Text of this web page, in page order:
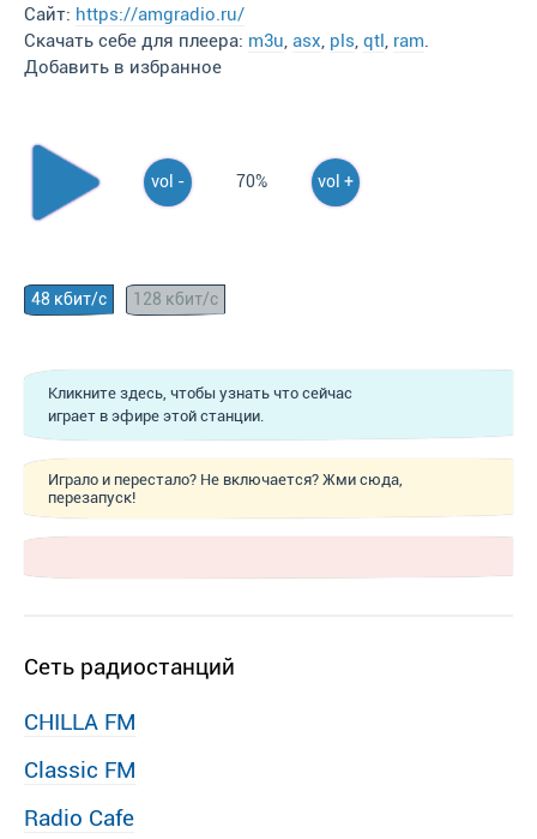
Сайт: https://amgradio.ru/
Скачать себе для плеера: m3u, asx, pls, qtl, ram.
Добавить в избранное
vol - 70% vol +
48 кбит/с 128 кбит/с
Кликните здесь, чтобы узнать что сейчас
играет в эфире этой станции.
Играло и перестало? Не включается? Жми сюда,
перезапуск!
Сеть радиостанций
CHILLA FM
Classic FM
Radio Cafe